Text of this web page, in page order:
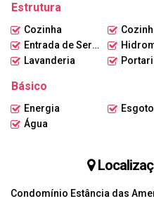
Estrutura
Cozinha Cozinha
Entrada de Serviço
Lavanderia
Básico
Energia Esgoto
Água
Condomínio Estância das